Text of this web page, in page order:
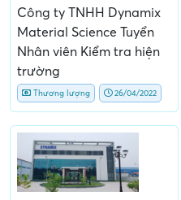
Công ty TNHH Dynamix
Material Science Tuyển
Nhân viên Kiểm tra hiện
trường
Thương lượng 26/04/2022